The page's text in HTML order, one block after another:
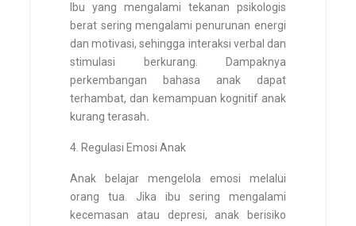
Ibu yang mengalami tekanan psikologis
berat sering mengalami penurunan energi
dan motivasi, sehingga interaksi verbal dan
stimulasi berkurang. Dampaknya
perkembangan bahasa anak dapat
terhambat, dan kemampuan kognitif anak
kurang terasah.
Regulasi Emosi Anak
Anak belajar mengelola emosi melalui
orang tua. Jika ibu sering mengalami
kecemasan atau depresi, anak berisiko